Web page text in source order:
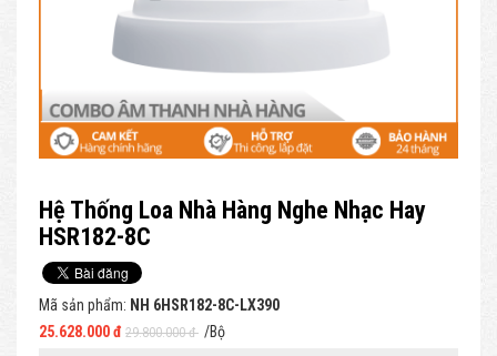
Hệ Thống Loa Nhà Hàng Nghe Nhạc Hay
HSR182-8C
Mã sản phẩm: NH 6HSR182-8C-LX390
25.628.000 đ 29.800.000 đ /Bộ